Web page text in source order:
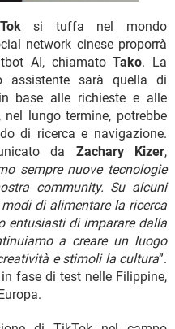
si tuffa nel mondo
network cinese proporrà
AI, chiamatoTako. La
assistente sarà quella di
base alle richieste e alle
nel lungo termine, potrebbe
di ricerca e navigazione.
da Zachary Kizer,
sempre nuove tecnologie
community. Su alcuni
di alimentare la ricerca
entusiasti di imparare dalla
a creare un luogo
e stimoli la cultura”.
fase di test nelle Filippine,